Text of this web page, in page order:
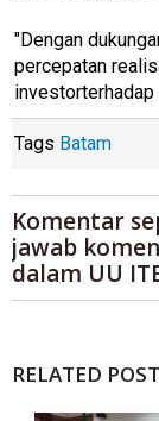
"Dengan
percepatan
investorterhadap
Tags Batam
Komentar
jawab
dalam UU
RELATED POST